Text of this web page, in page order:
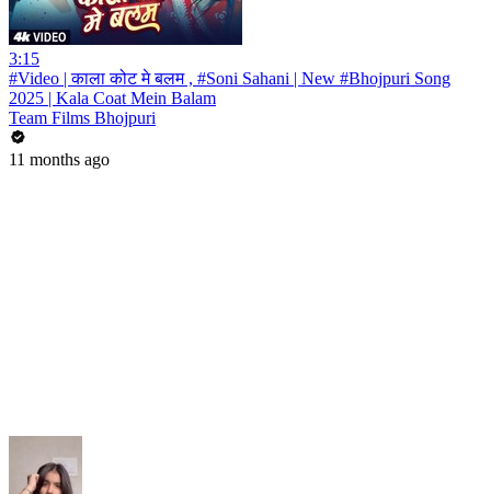
3:15
#Video | काला कोट मे बलम , #Soni Sahani | New #Bhojpuri Song
2025 | Kala Coat Mein Balam
Team Films Bhojpuri
11 months ago